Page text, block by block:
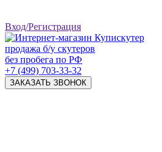
Вход/Регистрация
продажа б/у скутеров
без пробега по РФ
+7 (499) 703-33-32
ЗАКАЗАТЬ ЗВОНОК